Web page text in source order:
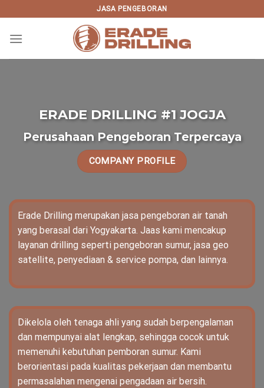
to
content
JASA PENGEBORAN
ERADE DRILLING #1 JOGJA
Perusahaan Pengeboran Terpercaya
COMPANY PROFILE
Erade Drilling merupakan jasa pengeboran air tanah
yang berasal dari Yogyakarta. Jaas kami mencakup
layanan drilling seperti pengeboran sumur, jasa geo
satellite, penyediaan & service pompa, dan lainnya.
Dikelola oleh tenaga ahli yang sudah berpengalaman
dan mempunyai alat lengkap, sehingga cocok untuk
memenuhi kebutuhan pemboran sumur. Kami
berorientasi pada kualitas pekerjaan dan membantu
permasalahan mengenai pengadaan air bersih.